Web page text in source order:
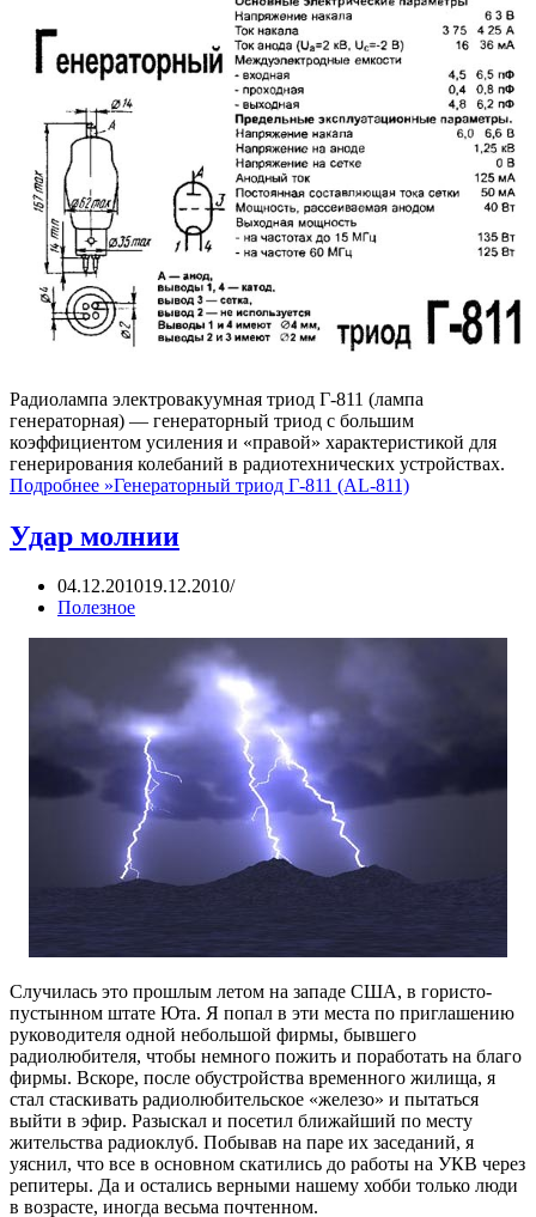
Радиолампа электровакуумная триод Г-811 (лампа
генераторная) — генераторный триод с большим
коэффициентом усиления и «правой» характеристикой для
генерирования колебаний в радиотехнических устройствах.
Подробнее »Генераторный триод Г-811 (AL-811)
Удар молнии
04.12.201019.12.2010
Полезное
Случилась это прошлым летом на западе США, в гористо-
пустынном штате Юта. Я попал в эти места по приглашению
руководителя одной небольшой фирмы, бывшего
радиолюбителя, чтобы немного пожить и поработать на благо
фирмы. Вскоре, после обустройства временного жилища, я
стал стаскивать радиолюбительское «железо» и пытаться
выйти в эфир. Разыскал и посетил ближайший по месту
жительства радиоклуб. Побывав на паре их заседаний, я
уяснил, что все в основном скатились до работы на УКВ через
репитеры. Да и остались верными нашему хобби только люди
в возрасте, иногда весьма почтенном.